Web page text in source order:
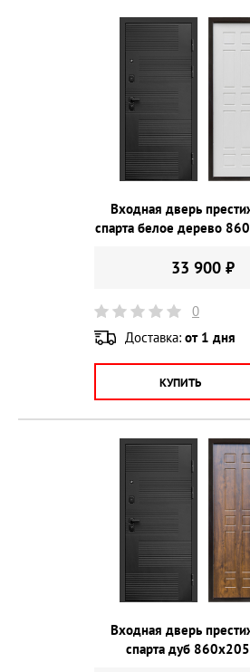
Входная дверь
спарта белое дерево
33 900 ₽
0
Доставка: от 1 дня
КУПИТЬ
Входная дверь
спарта дуб